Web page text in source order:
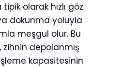
olarak hızlı göz
dokunma yoluyla
meşgul olur. Bu
depolanmış
kapasitesinin